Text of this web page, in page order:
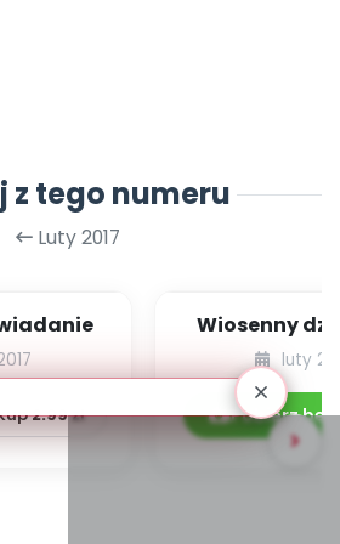
z tego numeru
Luty 2017
2.99zł
Wiosenny
luty
Pobierz